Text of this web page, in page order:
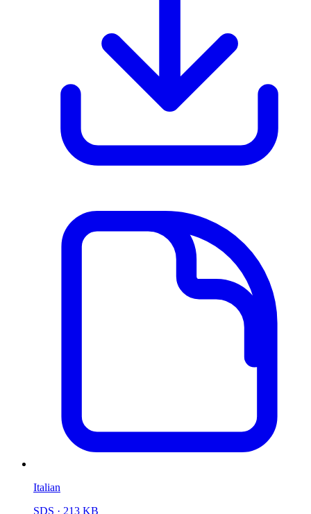
Italian
SDS · 213 KB